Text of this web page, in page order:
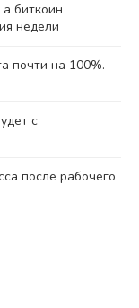
биткоин
недели
почти на 100%.
с
после рабочего